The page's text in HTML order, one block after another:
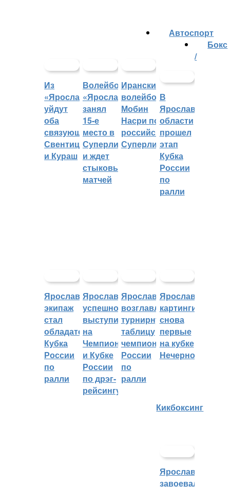
Из
«Ярославича»
уйдут
оба
связующих:
Свентицкис
и Кураш
Волейбольный
«Ярославич»
занял
15-е
место в
Суперлиге
и ждет
стыковых
матчей
Иранский
волейболист
Мобин
Насри покинет
российскую
Суперлигу
Автоспорт
В
Ярославской
области
прошел
этап
Кубка
России
по
ралли
Ярославский
экипаж
стал
обладателем
Кубка
России
по
ралли
Ярославцы
успешно
выступили
на
Чемпионате
и Кубке
России
по дрэг-
рейсингу
Ярославцы
возглавляют
турнирную
таблицу
чемпионата
России
по
ралли
Ярославские
картингисты
снова
первые
на кубке
Нечерноземья
Бокс
/
Кикбоксинг
Ярославцы
завоевали